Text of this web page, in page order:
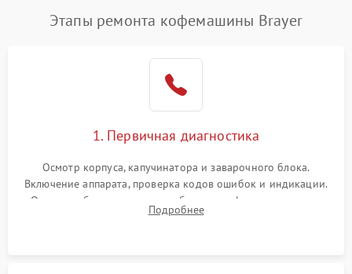
Этапы ремонта кофемашины Brayer
1. Первичная диагностика
Осмотр корпуса, капучинатора и заварочного блока.
Включение аппарата, проверка кодов ошибок и индикации.
Оценка работы помпы, термоблока и кофемолки на слух.
Измерение температуры и давления воды для выявления
Подробнее